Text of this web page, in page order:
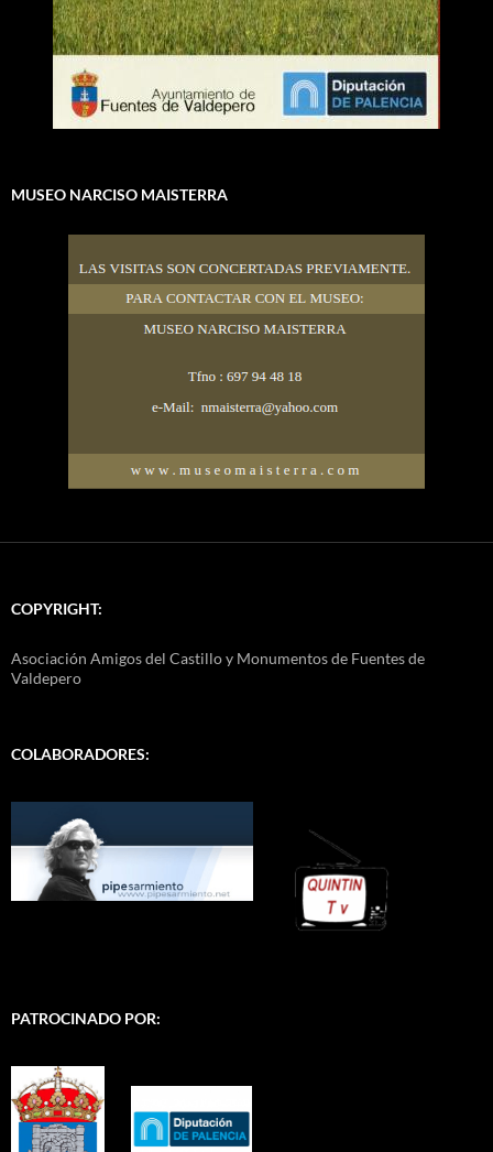
MUSEO NARCISO MAISTERRA
COPYRIGHT:
Asociación Amigos del Castillo y Monumentos de Fuentes de
Valdepero
COLABORADORES:
PATROCINADO POR: